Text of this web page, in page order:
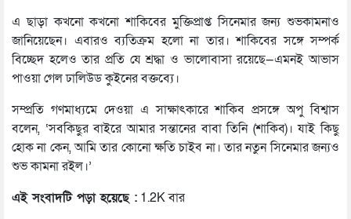
এ ছাড়া কখনো কখনো শাকিবের মুক্তিপ্রাপ্ত সিনেমার জন্য শুভকামনাও
জানিয়েছেন। এবারও ব্যতিক্রম হলো না তার। শাকিবের সঙ্গে সম্পর্ক
বিচ্ছেদ হলেও তার প্রতি যে শ্রদ্ধা ও ভালোবাসা রয়েছে—এমনই আভাস
পাওয়া গেল ঢালিউড কুইনের বক্তব্যে।
সম্প্রতি গণমাধ্যমে দেওয়া এ সাক্ষাৎকারে শাকিব প্রসঙ্গে অপু বিশ্বাস
বলেন, ‘সবকিছুর বাইরে আমার সন্তানের বাবা তিনি (শাকিব)। যাই কিছু
হোক না কেন, আমি তার কোনো ক্ষতি চাইব না। তার নতুন সিনেমার জন্যও
শুভ কামনা রইল।’
এই সংবাদটি পড়া হয়েছে : 1.2K বার